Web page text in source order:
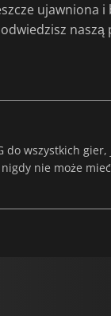
ujawniona i
wszystkich
nie może